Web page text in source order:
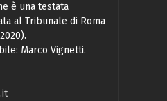
è una testata
al Tribunale di Roma
Marco Vignetti.